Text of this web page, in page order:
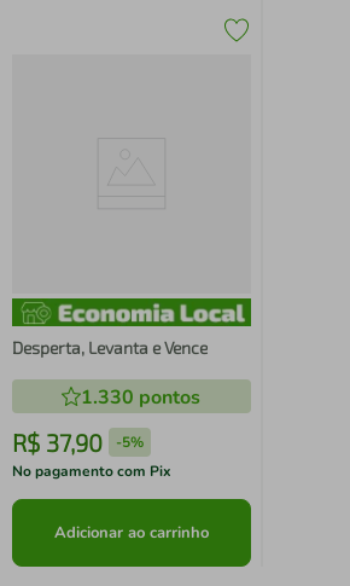
Desperta, Levanta e Vence
1.330 pontos
R$ 37,90 -5%
No pagamento com Pix
Adicionar ao carrinho